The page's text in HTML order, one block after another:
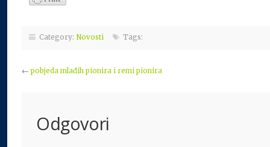
Category: Novosti Tags:
← pobjeda mlađih pionira i remi pionira
Odgovori